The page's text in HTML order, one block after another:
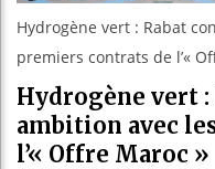
Hydrogène vert : Rabat
premiers contrats de l’«
Hydrogène vert
ambition avec
l’« Offre Maroc »